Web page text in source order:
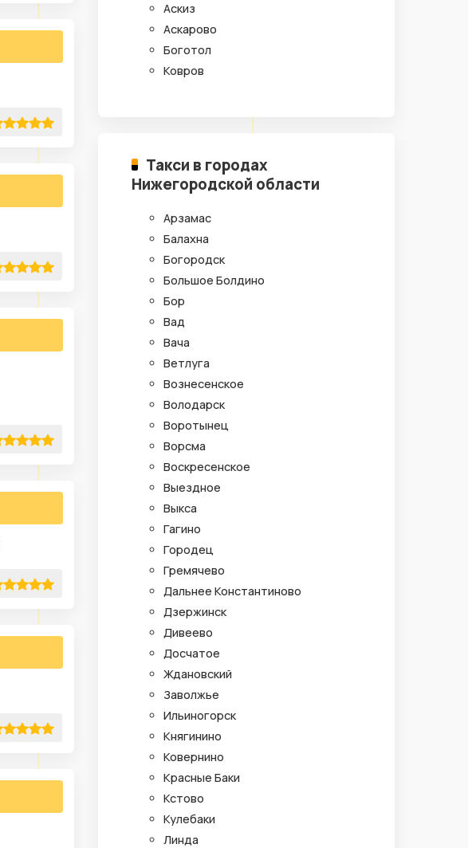
Аскиз
Аскарово
Боготол
Ковров
Такси в городах
Нижегородской области
Арзамас
Балахна
Богородск
Большое Болдино
Бор
Вад
Вача
Ветлуга
Вознесенское
Володарск
Воротынец
Ворсма
Воскресенское
Выездное
Выкса
Гагино
Городец
Гремячево
Дальнее Константиново
Дзержинск
Дивеево
Досчатое
Ждановский
Заволжье
Ильиногорск
Княгинино
Ковернино
Красные Баки
Кстово
Кулебаки
Линда